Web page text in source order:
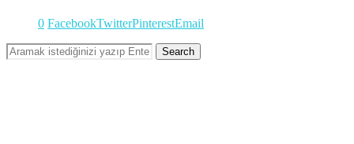
0 FacebookTwitterPinterestEmail